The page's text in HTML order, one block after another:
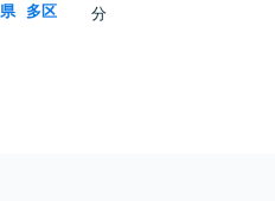
県
多区
分